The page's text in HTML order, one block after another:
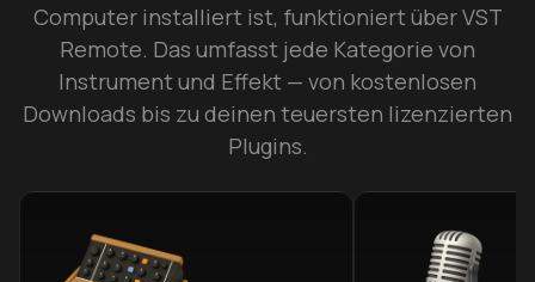
Computer installiert ist, funktioniert über VST
Remote. Das umfasst jede Kategorie von
Instrument und Effekt — von kostenlosen
Downloads bis zu deinen teuersten lizenzierten
Plugins.